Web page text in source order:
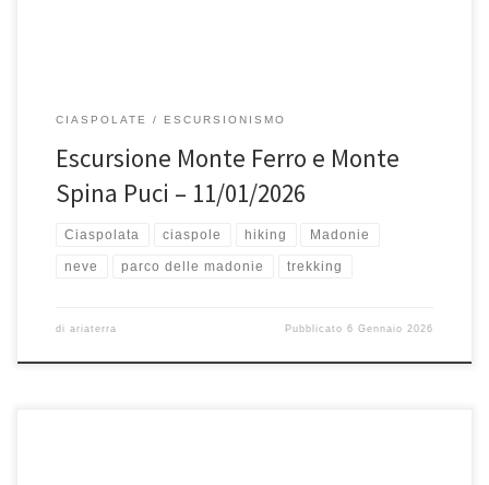
CIASPOLATE ESCURSIONISMO
Escursione Monte Ferro e Monte
Spina Puci – 11/01/2026
Ciaspolata ciaspole hiking Madonie
neve parco delle madonie trekking
di ariaterra Pubblicato6 Gennaio 2026